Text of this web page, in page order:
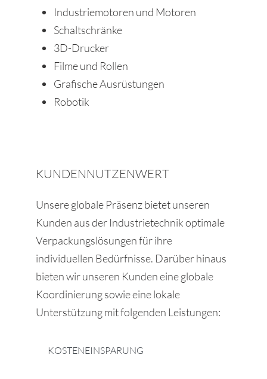
Industriemotoren und Motoren
Schaltschränke
3D-Drucker
Filme und Rollen
Grafische Ausrüstungen
Robotik
KUNDENNUTZENWERT
Unsere globale Präsenz bietet unseren
Kunden aus der Industrietechnik optimale
Verpackungslösungen für ihre
individuellen Bedürfnisse. Darüber hinaus
bieten wir unseren Kunden eine globale
Koordinierung sowie eine lokale
Unterstützung mit folgenden Leistungen:
KOSTENEINSPARUNG